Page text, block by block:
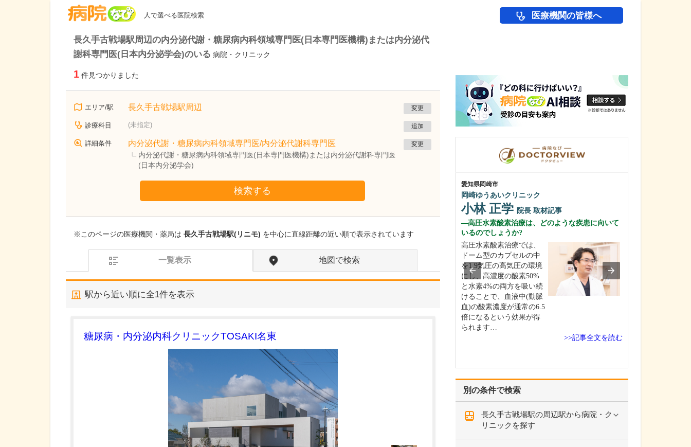
人で選べる医院検索 医療機関の皆様へ
長久手古戦場駅周辺の内分泌代謝・糖尿病内科領域専門医(日本専門医機構)または内分泌代
謝科専門医(日本内分泌学会)のいる 病院・クリニック
1 件見つかりました
エリア/駅 長久手古戦場駅周辺 変更
診療科目 (未指定) 追加
詳細条件 内分泌代謝・糖尿病内科領域専門医/内分泌代謝科専門医
内分泌代謝・糖尿病内科領域専門医(日本専門医機構)または内分泌代謝科専門医
(日本内分泌学会)
変更
検索する
※このページの医療機関・薬局は 長久手古戦場駅(リニモ) を中心に直線距離の近い順で表示されています
一覧表示 地図で検索
駅から近い順に全1件を表示
糖尿病・内分泌内科クリニックTOSAKI名東
別の条件で検索
長久手古戦場駅の周辺駅から病院・ク
リニックを探す
さい。
人生100年時代を豊かに活
き活きと生きていくため
愛知県岡崎市
岡崎ゆうあいクリニック
小林 正学 院長 取材記事
高圧水素酸素治療は、どのような疾患に向いて
いるのでしょうか?
高圧水素酸素治療では、
ドーム型のカプセルの中
を1.9気圧の高気圧の環境
にし、高濃度の酸素50%
と水素4%の両方を吸い続
けることで、血液中(動脈
血)の酸素濃度が通常の6.5
倍になるという効果が得
られます…
>>記事全文を読む